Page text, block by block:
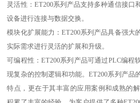
灵活性：ET200系列产品支持多种通信接口
设备进行连接与数据交换。
模块化扩展能力：ET200系列产品具备强大
实际需求进行灵活的扩展和升级。
可编程性：ET200系列产品可通过PLC编程
现复杂的控制逻辑和功能。ET200系列产品
特点，更在于其丰富的应用案例和成熟的